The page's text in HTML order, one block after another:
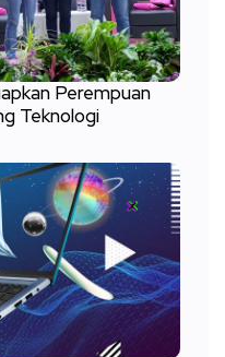
Perempuan
Teknologi